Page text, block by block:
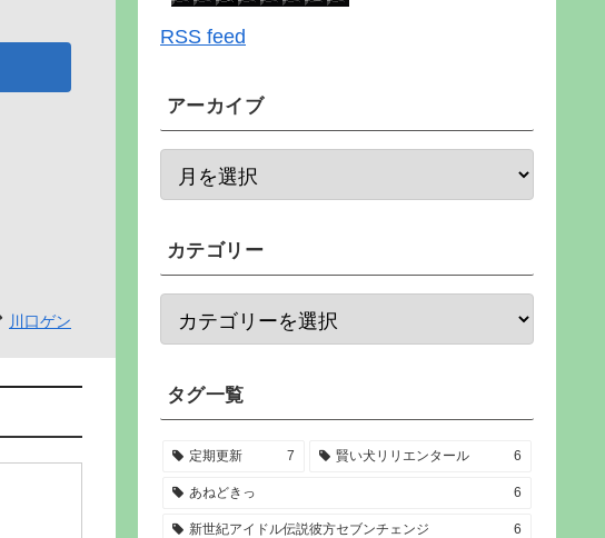
川口ゲン
RSS feed
アーカイブ
カテゴリー
タグ一覧
定期更新 7 賢い犬リリエンタール 6
あねどきっ 6
新世紀アイドル伝説彼方セブンチェンジ 6